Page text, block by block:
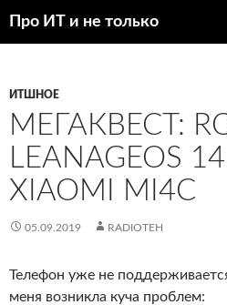
Про ИТ и не только
ИТШНОЕ
МЕГАКВЕСТ:
LEANAGEOS
XIAOMI MI4C
05.09.2019 RADIOTEH
Телефон уже не
меня возникла куча проблем: